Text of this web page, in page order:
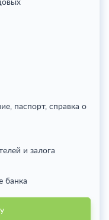
паспорт, справка о
и залога
банка